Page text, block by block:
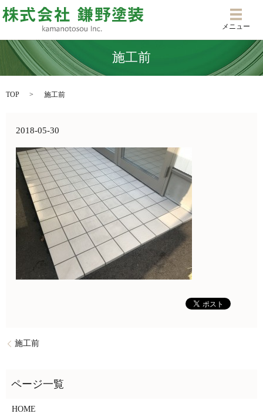
メニ
メニュー
施工前
TOP 施工前
2018-05-30
施工前
HOME